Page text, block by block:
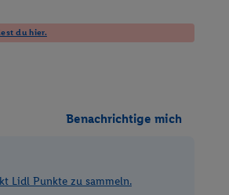
du hier.
Benachrichtige mich
Lidl Punkte zu sammeln.